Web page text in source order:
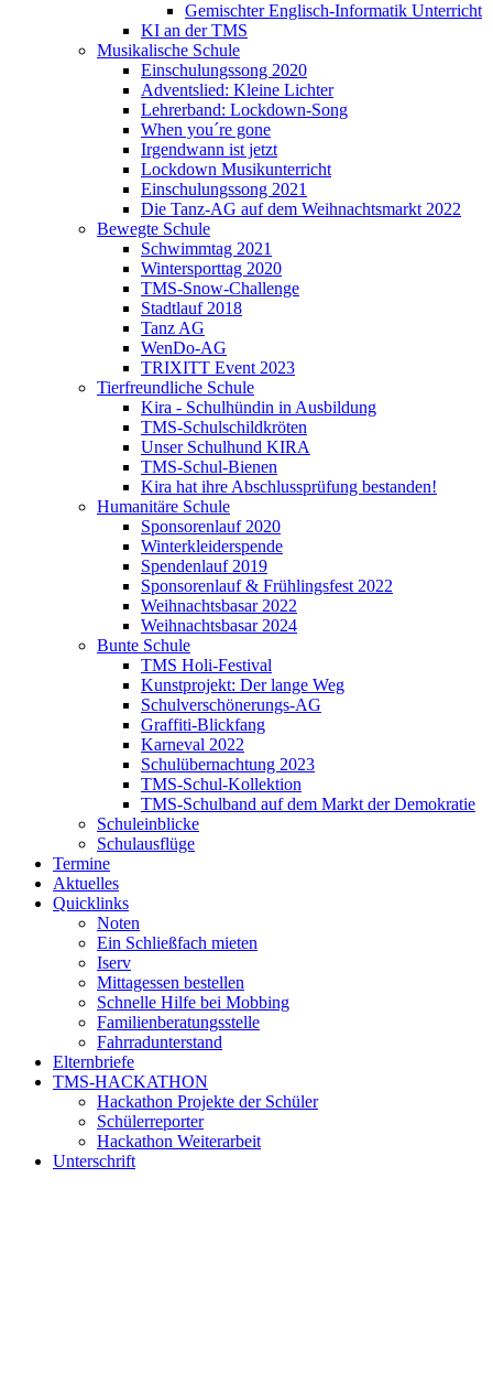
Gemischter Englisch-Informatik Unterricht
KI an der TMS
Musikalische Schule
Einschulungssong 2020
Adventslied: Kleine Lichter
Lehrerband: Lockdown-Song
When you´re gone
Irgendwann ist jetzt
Lockdown Musikunterricht
Einschulungssong 2021
Die Tanz-AG auf dem Weihnachtsmarkt 2022
Bewegte Schule
Schwimmtag 2021
Wintersporttag 2020
TMS-Snow-Challenge
Stadtlauf 2018
Tanz AG
WenDo-AG
TRIXITT Event 2023
Tierfreundliche Schule
Kira - Schulhündin in Ausbildung
TMS-Schulschildkröten
Unser Schulhund KIRA
TMS-Schul-Bienen
Kira hat ihre Abschlussprüfung bestanden!
Humanitäre Schule
Sponsorenlauf 2020
Winterkleiderspende
Spendenlauf 2019
Sponsorenlauf & Frühlingsfest 2022
Weihnachtsbasar 2022
Weihnachtsbasar 2024
Bunte Schule
TMS Holi-Festival
Kunstprojekt: Der lange Weg
Schulverschönerungs-AG
Graffiti-Blickfang
Karneval 2022
Schulübernachtung 2023
TMS-Schul-Kollektion
TMS-Schulband auf dem Markt der Demokratie
Schuleinblicke
Schulausflüge
Termine
Aktuelles
Quicklinks
Noten
Ein Schließfach mieten
Iserv
Mittagessen bestellen
Schnelle Hilfe bei Mobbing
Familienberatungsstelle
Fahrradunterstand
Elternbriefe
TMS-HACKATHON
Hackathon Projekte der Schüler
Schülerreporter
Hackathon Weiterarbeit
Unterschrift